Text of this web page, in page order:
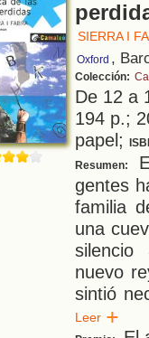
SIERRA I
Oxford ,
Colección:
De 12 a
194 p.;
papel;
Resumen:
gentes
familia
una
silencio
nuevo
sintió
Leer